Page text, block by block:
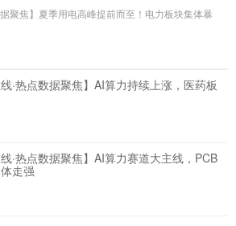
据聚焦】夏季用电高峰提前而至！电力板块集体暴
线·热点数据聚焦】AI算力持续上涨，医药板
线·热点数据聚焦】AI算力赛道大主线，PCB
走强